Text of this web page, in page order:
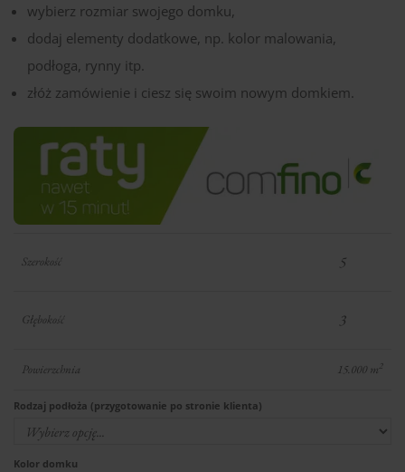
wybierz rozmiar swojego domku,
dodaj elementy dodatkowe, np. kolor malowania,
podłoga, rynny itp.
złóż zamówienie i ciesz się swoim nowym domkiem.
Szerokość
Głębokość
Powierzchnia 15.000 m 2
Rodzaj podłoża (przygotowanie po stronie klienta)
Kolor domku